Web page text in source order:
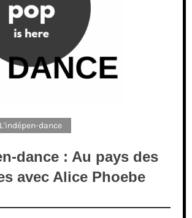
L'indépen-dance
dance : Au pays des
avec Alice Phoebe